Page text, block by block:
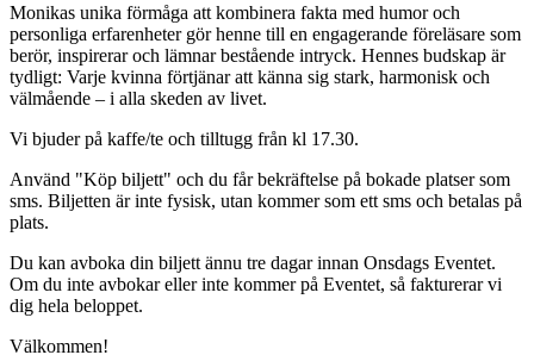
Monikas unika förmåga att kombinera fakta med humor och
personliga erfarenheter gör henne till en engagerande föreläsare som
berör, inspirerar och lämnar bestående intryck. Hennes budskap är
tydligt: Varje kvinna förtjänar att känna sig stark, harmonisk och
välmående – i alla skeden av livet.
Vi bjuder på kaffe/te och tilltugg från kl 17.30.
Använd "Köp biljett" och du får bekräftelse på bokade platser som
sms. Biljetten är inte fysisk, utan kommer som ett sms och betalas på
plats.
Du kan avboka din biljett ännu tre dagar innan Onsdags Eventet.
Om du inte avbokar eller inte kommer på Eventet, så fakturerar vi
dig hela beloppet.
Välkommen!